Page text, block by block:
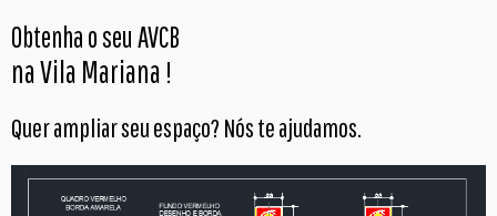
Obtenha o seu AVCB
na Vila Mariana !
Quer ampliar seu espaço? Nós te ajudamos.